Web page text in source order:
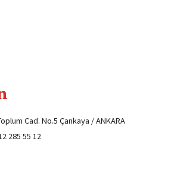
Cad. No.5 Çankaya / ANKARA
285 55 12